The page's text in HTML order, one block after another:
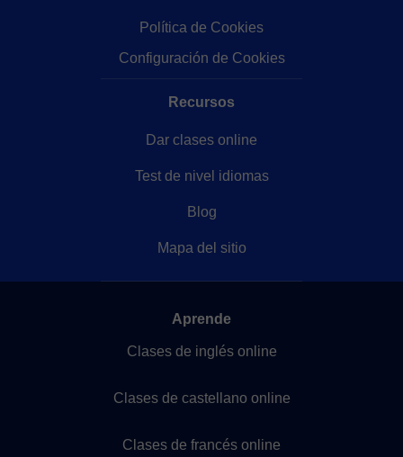
Política de Cookies
Configuración de Cookies
Recursos
Dar clases online
Test de nivel idiomas
Blog
Mapa del sitio
Aprende
Clases de inglés online
Clases de castellano online
Clases de francés online